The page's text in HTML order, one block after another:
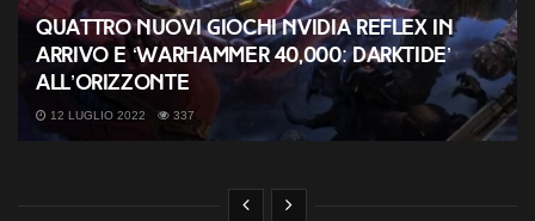
Quattro nuovi giochi NVIDIA Reflex in
arrivo e ‘Warhammer 40,000: Darktide’
all’orizzonte
12 LUGLIO 2022 337